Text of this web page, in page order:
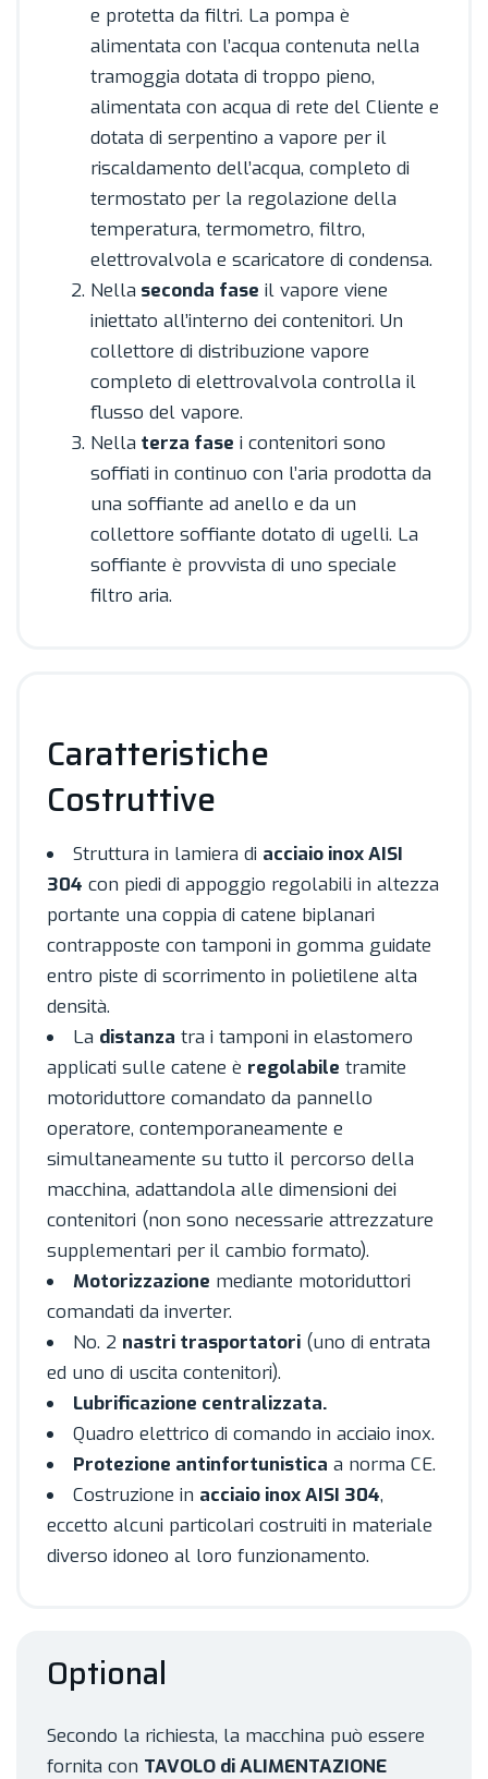
e protetta da filtri. La pompa è
alimentata con l’acqua contenuta nella
tramoggia dotata di troppo pieno,
alimentata con acqua di rete del Cliente e
dotata di serpentino a vapore per il
riscaldamento dell’acqua, completo di
termostato per la regolazione della
temperatura, termometro, filtro,
elettrovalvola e scaricatore di condensa.
Nella seconda fase il vapore viene
iniettato all’interno dei contenitori. Un
collettore di distribuzione vapore
completo di elettrovalvola controlla il
flusso del vapore.
Nella terza fase i contenitori sono
soffiati in continuo con l’aria prodotta da
una soffiante ad anello e da un
collettore soffiante dotato di ugelli. La
soffiante è provvista di uno speciale
filtro aria.
Caratteristiche
Costruttive
Struttura in lamiera di acciaio inox AISI
304 con piedi di appoggio regolabili in altezza
portante una coppia di catene biplanari
contrapposte con tamponi in gomma guidate
entro piste di scorrimento in polietilene alta
densità.
La distanza tra i tamponi in elastomero
applicati sulle catene è regolabile tramite
motoriduttore comandato da pannello
operatore, contemporaneamente e
simultaneamente su tutto il percorso della
macchina, adattandola alle dimensioni dei
contenitori (non sono necessarie attrezzature
supplementari per il cambio formato).
Motorizzazione mediante motoriduttori
comandati da inverter.
No. 2 nastri trasportatori (uno di entrata
ed uno di uscita contenitori).
Lubrificazione centralizzata.
Quadro elettrico di comando in acciaio inox.
Protezione antinfortunistica a norma CE.
Costruzione in acciaio inox AISI 304,
eccetto alcuni particolari costruiti in materiale
diverso idoneo al loro funzionamento.
Optional
Secondo la richiesta, la macchina può essere
fornita con TAVOLO di ALIMENTAZIONE